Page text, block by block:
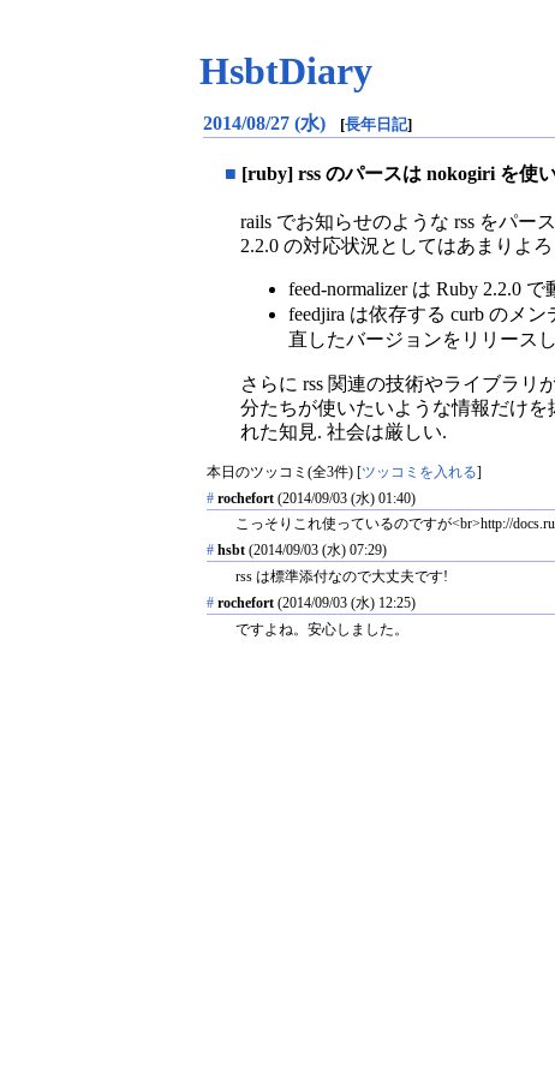
HsbtDiary
2014/08/27 (水) [長年日記]
■ [ruby] rss のパースは nokogiri を使
rails でお知らせのような rss をパー
2.2.0 の対応状況としてはあまりよ
feed-normalizer は Ruby 2.2.0
feedjira は依存する curb のメ
直したバージョンをリリース
さらに rss 関連の技術やライブラリ
分たちが使いたいような情報だけ
れた知見. 社会は厳しい.
本日のツッコミ(全3件) [ツッコミを入れる]
# rochefort (2014/09/03 (水) 01:40)
こっそりこれ使っているのですが<br>http://
# hsbt (2014/09/03 (水) 07:29)
rss は標準添付なので大丈夫です!
# rochefort (2014/09/03 (水) 12:25)
ですよね。安心しました。